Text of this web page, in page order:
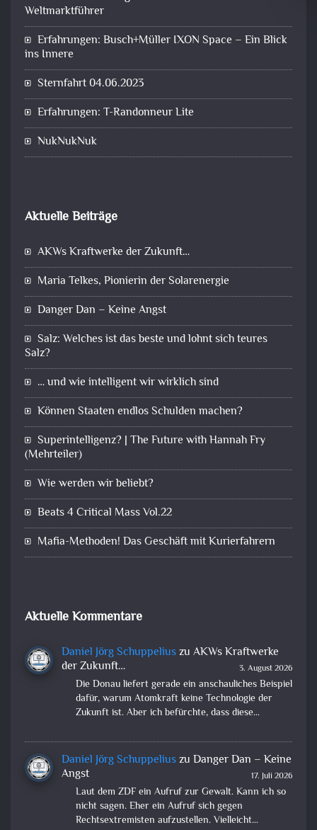
Weltmarktführer
Erfahrungen: Busch+Müller IXON Space – Ein Blick
ins Innere
Sternfahrt 04.06.2023
Erfahrungen: T-Randonneur Lite
NukNukNuk
Aktuelle Beiträge
AKWs Kraftwerke der Zukunft…
Maria Telkes, Pionierin der Solarenergie
Danger Dan – Keine Angst
Salz: Welches ist das beste und lohnt sich teures
Salz?
… und wie intelligent wir wirklich sind
Können Staaten endlos Schulden machen?
Superintelligenz? | The Future with Hannah Fry
(Mehrteiler)
Wie werden wir beliebt?
Beats 4 Critical Mass Vol.22
Mafia-Methoden! Das Geschäft mit Kurierfahrern
Aktuelle Kommentare
Daniel Jörg Schuppeliuszu AKWs Kraftwerke
der Zukunft…
3. August 2026
Die Donau liefert gerade ein anschauliches Beispiel
dafür, warum Atomkraft keine Technologie der
Zukunft ist. Aber ich befürchte, dass diese…
Daniel Jörg Schuppeliuszu Danger Dan – Keine
Angst
17. Juli 2026
Laut dem ZDF ein Aufruf zur Gewalt. Kann ich so
nicht sagen. Eher ein Aufruf sich gegen
Rechtsextremisten aufzustellen. Vielleicht…